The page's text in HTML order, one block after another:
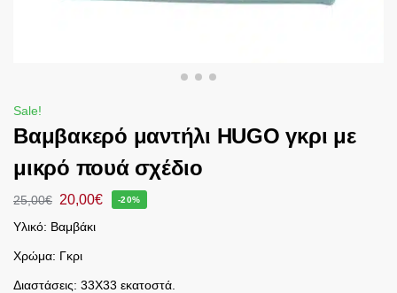
Sale!
Βαμβακερό μαντήλι HUGO γκρι με
μικρό πουά σχέδιο
25,00€ 20,00€ -20%
Υλικό: Βαμβάκι
Χρώμα: Γκρι
Διαστάσεις: 33Χ33 εκατοστά.